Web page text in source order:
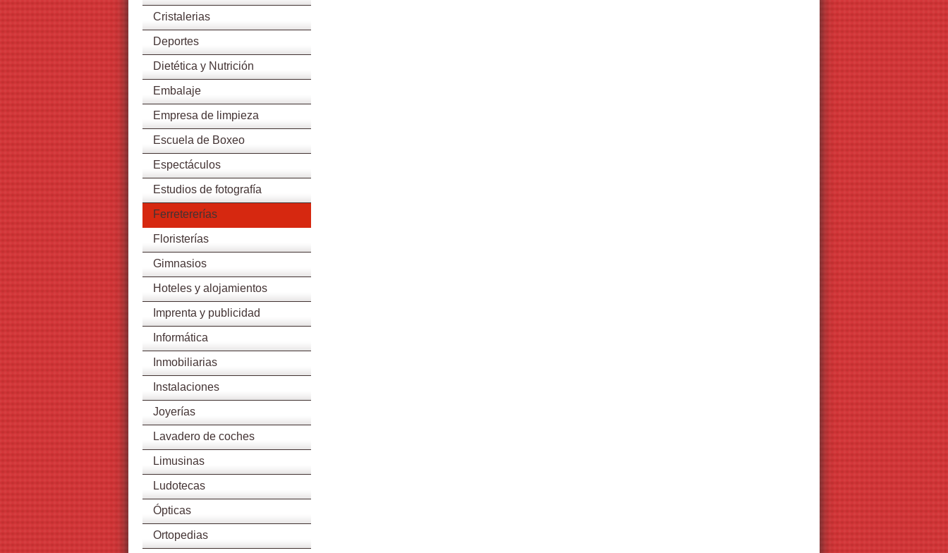
Cristalerias
Deportes
Dietética y Nutrición
Embalaje
Empresa de limpieza
Escuela de Boxeo
Espectáculos
Estudios de fotografía
Ferretererías
Floristerías
Gimnasios
Hoteles y alojamientos
Imprenta y publicidad
Informática
Inmobiliarias
Instalaciones
Joyerías
Lavadero de coches
Limusinas
Ludotecas
Ópticas
Ortopedias